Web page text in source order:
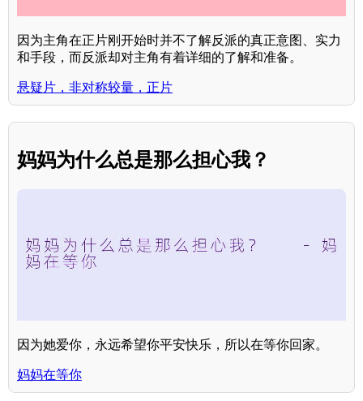
因为主角在正片刚开始时并不了解反派的真正意图、实力
和手段，而反派却对主角有着详细的了解和准备。
悬疑片，非对称较量，正片
妈妈为什么总是那么担心我？
因为她爱你，永远希望你平安快乐，所以在等你回家。
妈妈在等你